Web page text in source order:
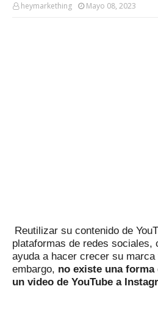
heymarkething Mayo 08, 2023
Reutilizar su contenido de
plataformas de redes sociales,
ayuda a hacer crecer su
embargo, no existe una forma
un video de YouTube a